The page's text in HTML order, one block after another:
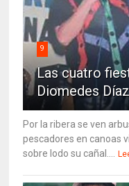
9
Las cuatro
Diomedes
Por la ribera se ven
pescadores en canoas
sobre lodo su cañal....